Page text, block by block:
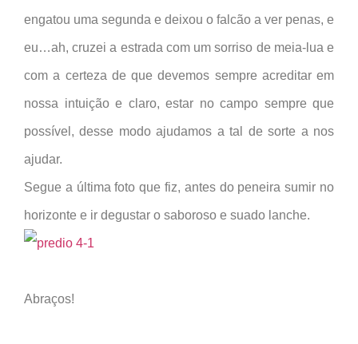
engatou uma segunda e deixou o falcão a ver penas, e
eu…ah, cruzei a estrada com um sorriso de meia-lua e
com a certeza de que devemos sempre acreditar em
nossa intuição e claro, estar no campo sempre que
possível, desse modo ajudamos a tal de sorte a nos
ajudar.
Segue a última foto que fiz, antes do peneira sumir no
horizonte e ir degustar o saboroso e suado lanche.
Abraços!